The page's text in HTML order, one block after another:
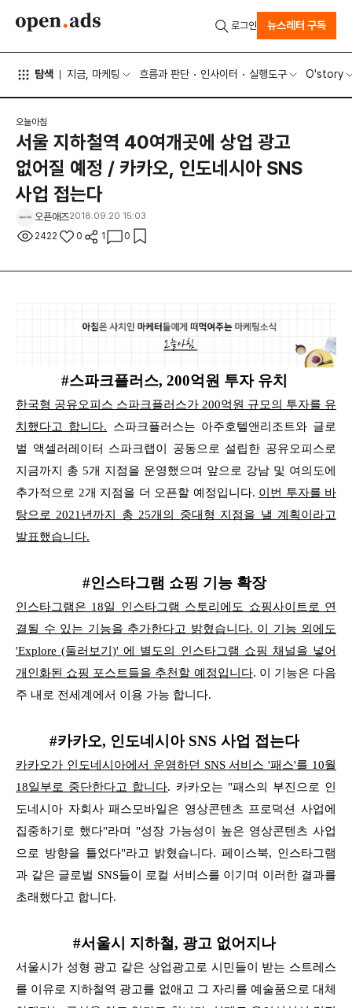
탐색 지금, 마케팅 흐름과 판단 인사이터 실행도구 O'story
로그인 뉴스레터 구독
오늘아침
서울 지하철역 40여개곳에 상업 광고
없어질 예정 / 카카오, 인도네시아 SNS
사업 접는다
오픈애즈2018.09.20 15:03
2422 0 1 0
#스파크플러스, 200억원 투자 유치
한국형 공유오피스 스파크플러스가 200억원 규모의 투자를 유
치했다고 합니다.
스파크플러스는 아주호텔앤리조트와 글로
벌 액셀러레이터 스파크랩이 공동으로 설립한 공유오피스로
지금까지 총 5개 지점을 운영했으며 앞으로 강남 및 여의도에
추가적으로 2개 지점을 더 오픈할 예정입니다. 이번 투자를 바
탕으로 2021년까지 총 25개의 중대형 지점을 낼 계획이라고
발표했습니다.
#인스타그램 쇼핑 기능 확장
인스타그램은 18일 인스타그램 스토리에도 쇼핑사이트로 연
결될 수 있는 기능을 추가한다고 밝혔습니다. 이 기능 외에도
'Explore (둘러보기)' 에 별도의 인스타그램 쇼핑 채널을 넣어
개인화된 쇼핑 포스트들을 추천할 예정입니다. 이 기능은 다음
주 내로 전세계에서 이용 가능 합니다.
#카카오, 인도네시아 SNS 사업 접는다
카카오가 인도네시아에서 운영하던 SNS 서비스 '패스'를 10월
18일부로 중단한다고 합니다. 카카오는 "패스의 부진으로 인
도네시아 자회사 패스모바일은 영상콘텐츠 프로덕션 사업에
집중하기로 했다"라며 "성장 가능성이 높은 영상콘텐츠 사업
으로 방향을 틀었다"라고 밝혔습니다.페이스북, 인스타그램
과 같은 글로벌 SNS들이 로컬 서비스를 이기며 이러한 결과를
초래했다고 합니다.
#서울시 지하철, 광고 없어지나
서울시가 성형 광고 같은 상업광고로 시민들이 받는 스트레스
를 이유로 지하철역 광고를 없애고 그 자리를 예술품으로 대체